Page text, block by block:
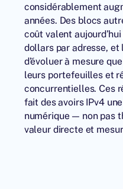
considérablement
années. Des blocs
coût valent
dollars par adresse,
d’évoluer à mesure
leurs portefeuilles et
concurrentielles. Ces
fait des avoirs IPv4
numérique — non pas
valeur directe et